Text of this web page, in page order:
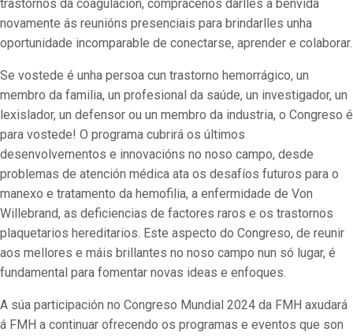
trastornos da coagulación, comprácenos darlles a benvida
novamente ás reunións presenciais para brindarlles unha
oportunidade incomparable de conectarse, aprender e colaborar.
Se vostede é unha persoa cun trastorno hemorrágico, un
membro da familia, un profesional da saúde, un investigador, un
lexislador, un defensor ou un membro da industria, o Congreso é
para vostede! O programa cubrirá os últimos
desenvolvementos e innovacións no noso campo, desde
problemas de atención médica ata os desafíos futuros para o
manexo e tratamento da hemofilia, a enfermidade de Von
Willebrand, as deficiencias de factores raros e os trastornos
plaquetarios hereditarios. Este aspecto do Congreso, de reunir
aos mellores e máis brillantes no noso campo nun só lugar, é
fundamental para fomentar novas ideas e enfoques.
A súa participación no Congreso Mundial 2024 da FMH axudará
á FMH a continuar ofrecendo os programas e eventos que son